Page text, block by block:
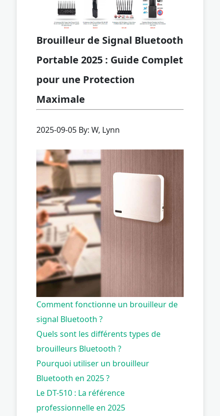
Brouilleur de Signal Bluetooth
Portable 2025 : Guide Complet
pour une Protection
Maximale
2025-09-05 By: W, Lynn
Comment fonctionne un brouilleur de
signal Bluetooth ?
Quels sont les différents types de
brouilleurs Bluetooth ?
Pourquoi utiliser un brouilleur
Bluetooth en 2025 ?
Le DT-510 : La référence
professionnelle en 2025